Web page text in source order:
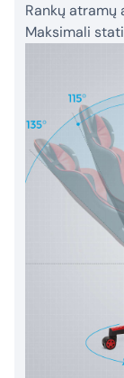
Rankų atramų
Maksimali